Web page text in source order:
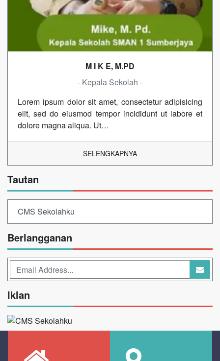
M I K E, M.PD
- Kepala Sekolah -
Lorem ipsum dolor sit amet, consectetur adipisicing
elit, sed do eiusmod tempor incididunt ut labore et
dolore magna aliqua. Ut…
SELENGKAPNYA
Tautan
CMS Sekolahku
Berlangganan
Iklan